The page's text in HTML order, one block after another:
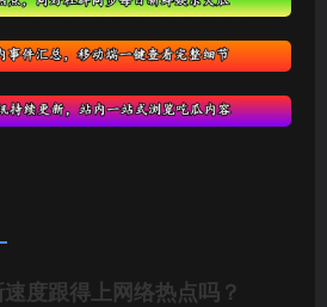
度跟得上网络热点吗？